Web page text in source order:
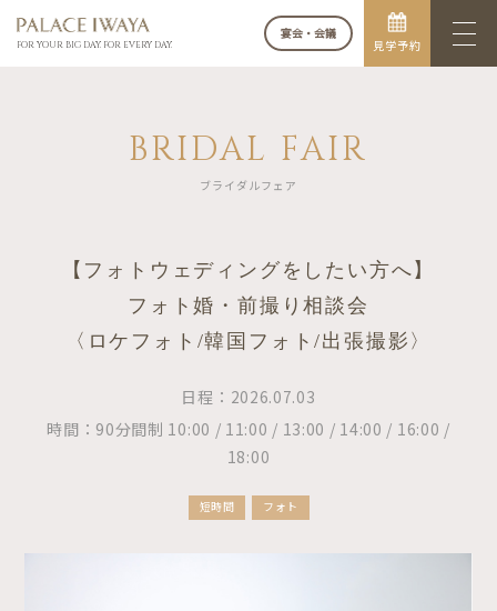
FOR YOUR BIG DAY. FOR EVERY DAY.
宴会・会議
見学予約
BRIDAL FAIR
ブライダルフェア
【フォトウェディングをしたい方へ】
フォト婚・前撮り相談会
〈ロケフォト/韓国フォト/出張撮影〉
日程：2026.07.03
時間：90分間制 10:00 / 11:00 / 13:00 / 14:00 / 16:00 /
18:00
短時間 フォト